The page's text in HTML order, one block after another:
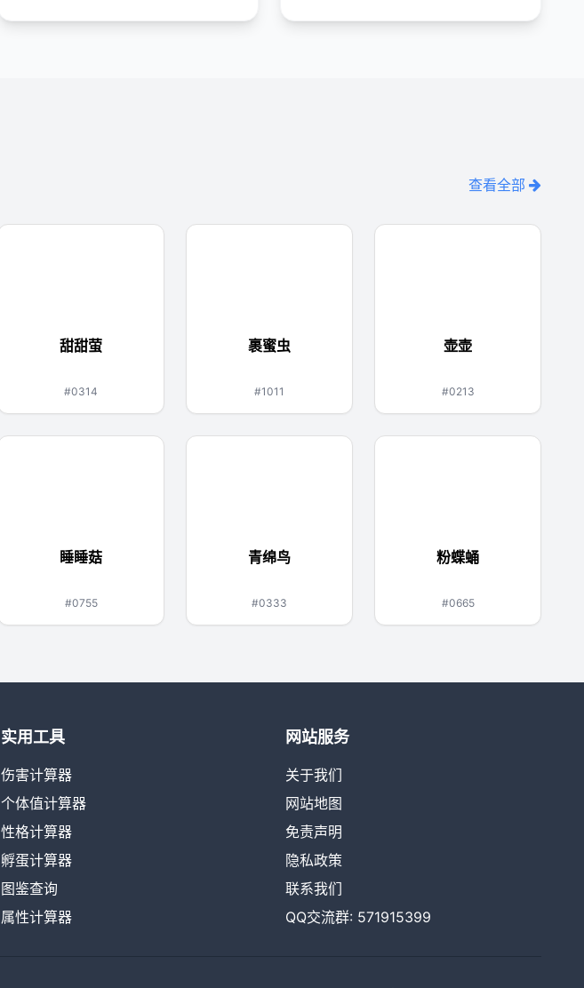
查看全部
甜甜萤
#0314
裹蜜虫
#1011
壶壶
#0213
睡睡菇
#0755
青绵鸟
#0333
粉蝶蛹
#0665
实用工具
伤害计算器
个体值计算器
性格计算器
孵蛋计算器
图鉴查询
属性计算器
网站服务
关于我们
网站地图
免责声明
隐私政策
联系我们
QQ交流群: 571915399